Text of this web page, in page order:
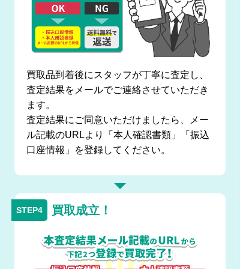
買取品到着後にスタッフが丁寧に査定し、
査定結果をメールでご連絡させていただき
ます。
査定結果にご同意いただけましたら、メー
ル記載のURLより「本人確認書類」「振込
口座情報」を登録してください。
買取成立！